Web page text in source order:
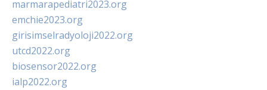
marmarapediatri2023.org
emchie2023.org
girisimselradyoloji2022.org
utcd2022.org
biosensor2022.org
ialp2022.org